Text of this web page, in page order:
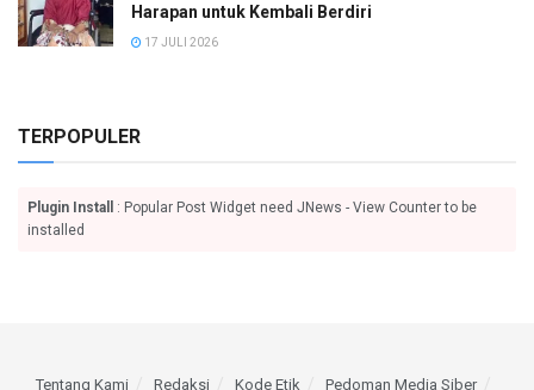
Harapan untuk Kembali Berdiri
17 JULI 2026
TERPOPULER
Plugin Install
: Popular Post Widget need JNews - View Counter to be
installed
Tentang Kami Redaksi Kode Etik Pedoman Media Siber